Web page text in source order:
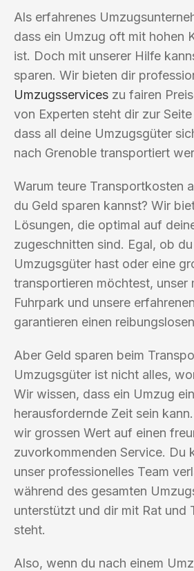
Als erfahrenes
dass ein Umzug oft mit hohen
ist. Doch mit unserer Hilfe
sparen. Wir bieten dir
Umzugsservices zu fairen
von Experten steht dir zur
dass all deine Umzugsgüter
nach Grenoble transportiert
Warum teure Transportkosten
du Geld sparen kannst? Wir
Lösungen, die optimal auf
zugeschnitten sind. Egal, ob
Umzugsgüter hast oder eine
transportieren möchtest, unser
Fuhrpark und unsere
garantieren einen
Aber Geld sparen beim
Umzugsgüter ist nicht alles,
Wir wissen, dass ein Umzug
herausfordernde Zeit sein
wir grossen Wert auf einen
zuvorkommenden Service. Du
unser professionelles Team
während des gesamten
unterstützt und dir mit Rat und
steht.
Also, wenn du nach einem